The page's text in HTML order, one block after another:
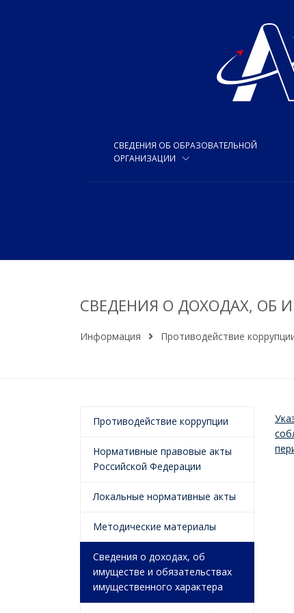
СВЕДЕНИЯ ОБ ОБРАЗОВАТЕЛЬНОЙ
ОРГАНИЗАЦИИ
СВЕДЕНИЯ О ДОХОДАХ, ОБ
Информация Противодействие
Противодействие коррупции
Нормативные правовые акты
Российской Федерации
Локальные нормативные акты
Методические материалы
Сведения о доходах, об
имуществе и обязательствах
имущественного характера